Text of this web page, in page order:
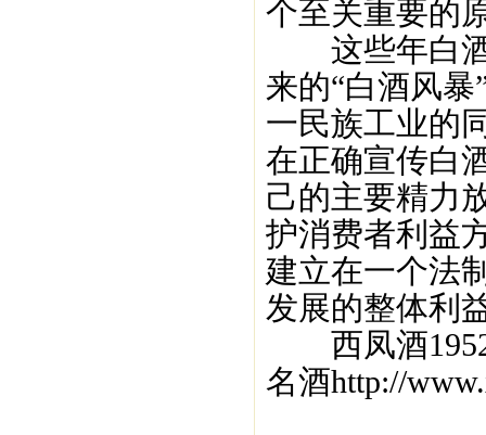
个至关重要的
这些年白酒
来的“白酒风
一民族工业的
在正确宣传白
己的主要精力
护消费者利益
建立在一个法
发展的整体利
西凤酒1952
名酒http://